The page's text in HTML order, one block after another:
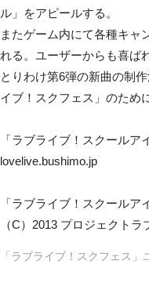
ル」をアピールする。
またゲーム内にて各種キャ
れる。ユーザーからも喜ば
とりわけ第6弾の新曲の制
イブ！スクフェス」のため
「ラブライブ！スクールア
lovelive.bushimo.jp
「ラブライブ！スクールア
（C）2013 プロジェクト
「ラブライブ！スクフェス